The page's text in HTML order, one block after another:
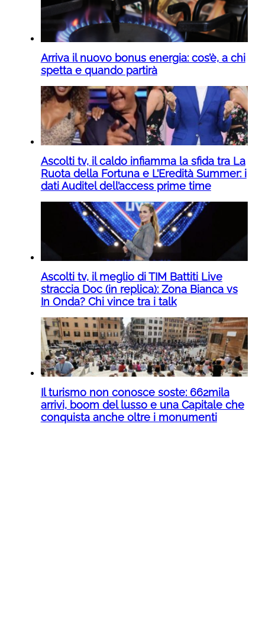
Arriva il nuovo bonus energia: cos’è, a chi
spetta e quando partirà
Ascolti tv, il caldo infiamma la sfida tra La
Ruota della Fortuna e L’Eredità Summer: i
dati Auditel dell’access prime time
Ascolti tv, il meglio di TIM Battiti Live
straccia Doc (in replica): Zona Bianca vs
In Onda? Chi vince tra i talk
Il turismo non conosce soste: 662mila
arrivi, boom del lusso e una Capitale che
conquista anche oltre i monumenti